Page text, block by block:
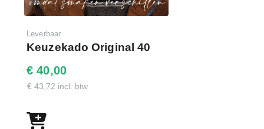
Leverbaar
Keuzekado Original 40
€ 40,00
€ 43,72 incl. btw